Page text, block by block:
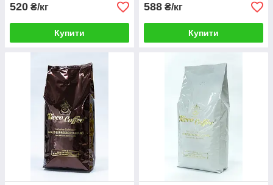
520 ₴/кг
Купити
588 ₴/кг
Купити